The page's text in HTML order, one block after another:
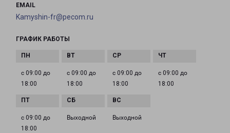
EMAIL
Kamyshin-fr@pecom.ru
ГРАФИК РАБОТЫ
с 09:00 до
18:00
с 09:00 до
18:00
с 09:00 до
18:00
с 09:00 до
18:00
с 09:00 до
18:00
Выходной Выходной